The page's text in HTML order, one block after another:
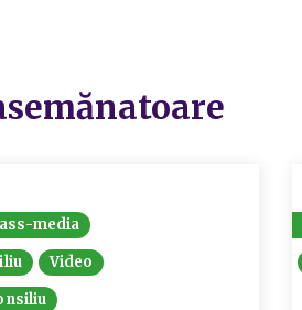
media
Video